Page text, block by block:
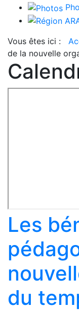
Vous êtes ici :
de la nouvelle
Les
du